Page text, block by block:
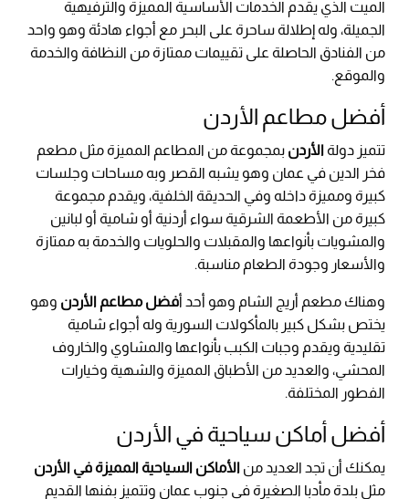
الميت الذي يقدم الخدمات الأساسية المميزة والترفيهية
الجميلة، وله إطلالة ساحرة على البحر مع أجواء هادئة وهو واحد
من الفنادق الحاصلة على تقييمات ممتازة من النظافة والخدمة
والموقع.
أفضل مطاعم الأردن
تتميز دولة الأردن بمجموعة من المطاعم المميزة مثل مطعم
فخر الدين في عمان وهو يشبه القصر وبه مساحات وجلسات
كبيرة ومميزة داخله وفي الحديقة الخلفية، ويقدم مجموعة
كبيرة من الأطعمة الشرقية سواء أردنية أو شامية أو لبانين
والمشويات بأنواعها والمقبلات والحلويات والخدمة به ممتازة
والأسعار وجودة الطعام مناسبة.
وهناك مطعم أريج الشام وهو أحد أفضل مطاعم الأردن وهو
يختص بشكل كبير بالمأكولات السورية وله أجواء شامية
تقليدية ويقدم وجبات الكبب بأنواعها والمشاوي والخاروف
المحشي، والعديد من الأطباق المميزة والشهية وخيارات
الفطور المختلفة.
أفضل أماكن سياحية في الأردن
يمكنك أن تجد العديد من الأماكن السياحية المميزة في الأردن
مثل بلدة مأدبا الصغيرة في جنوب عمان وتتميز بفنها القديم